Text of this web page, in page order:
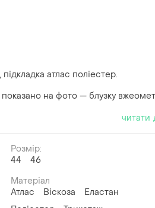
атлас поліестер.
показано на фото — блузку
читати
Розмір:
44
46
Матеріал
Атлас
Віскоза
Еластан